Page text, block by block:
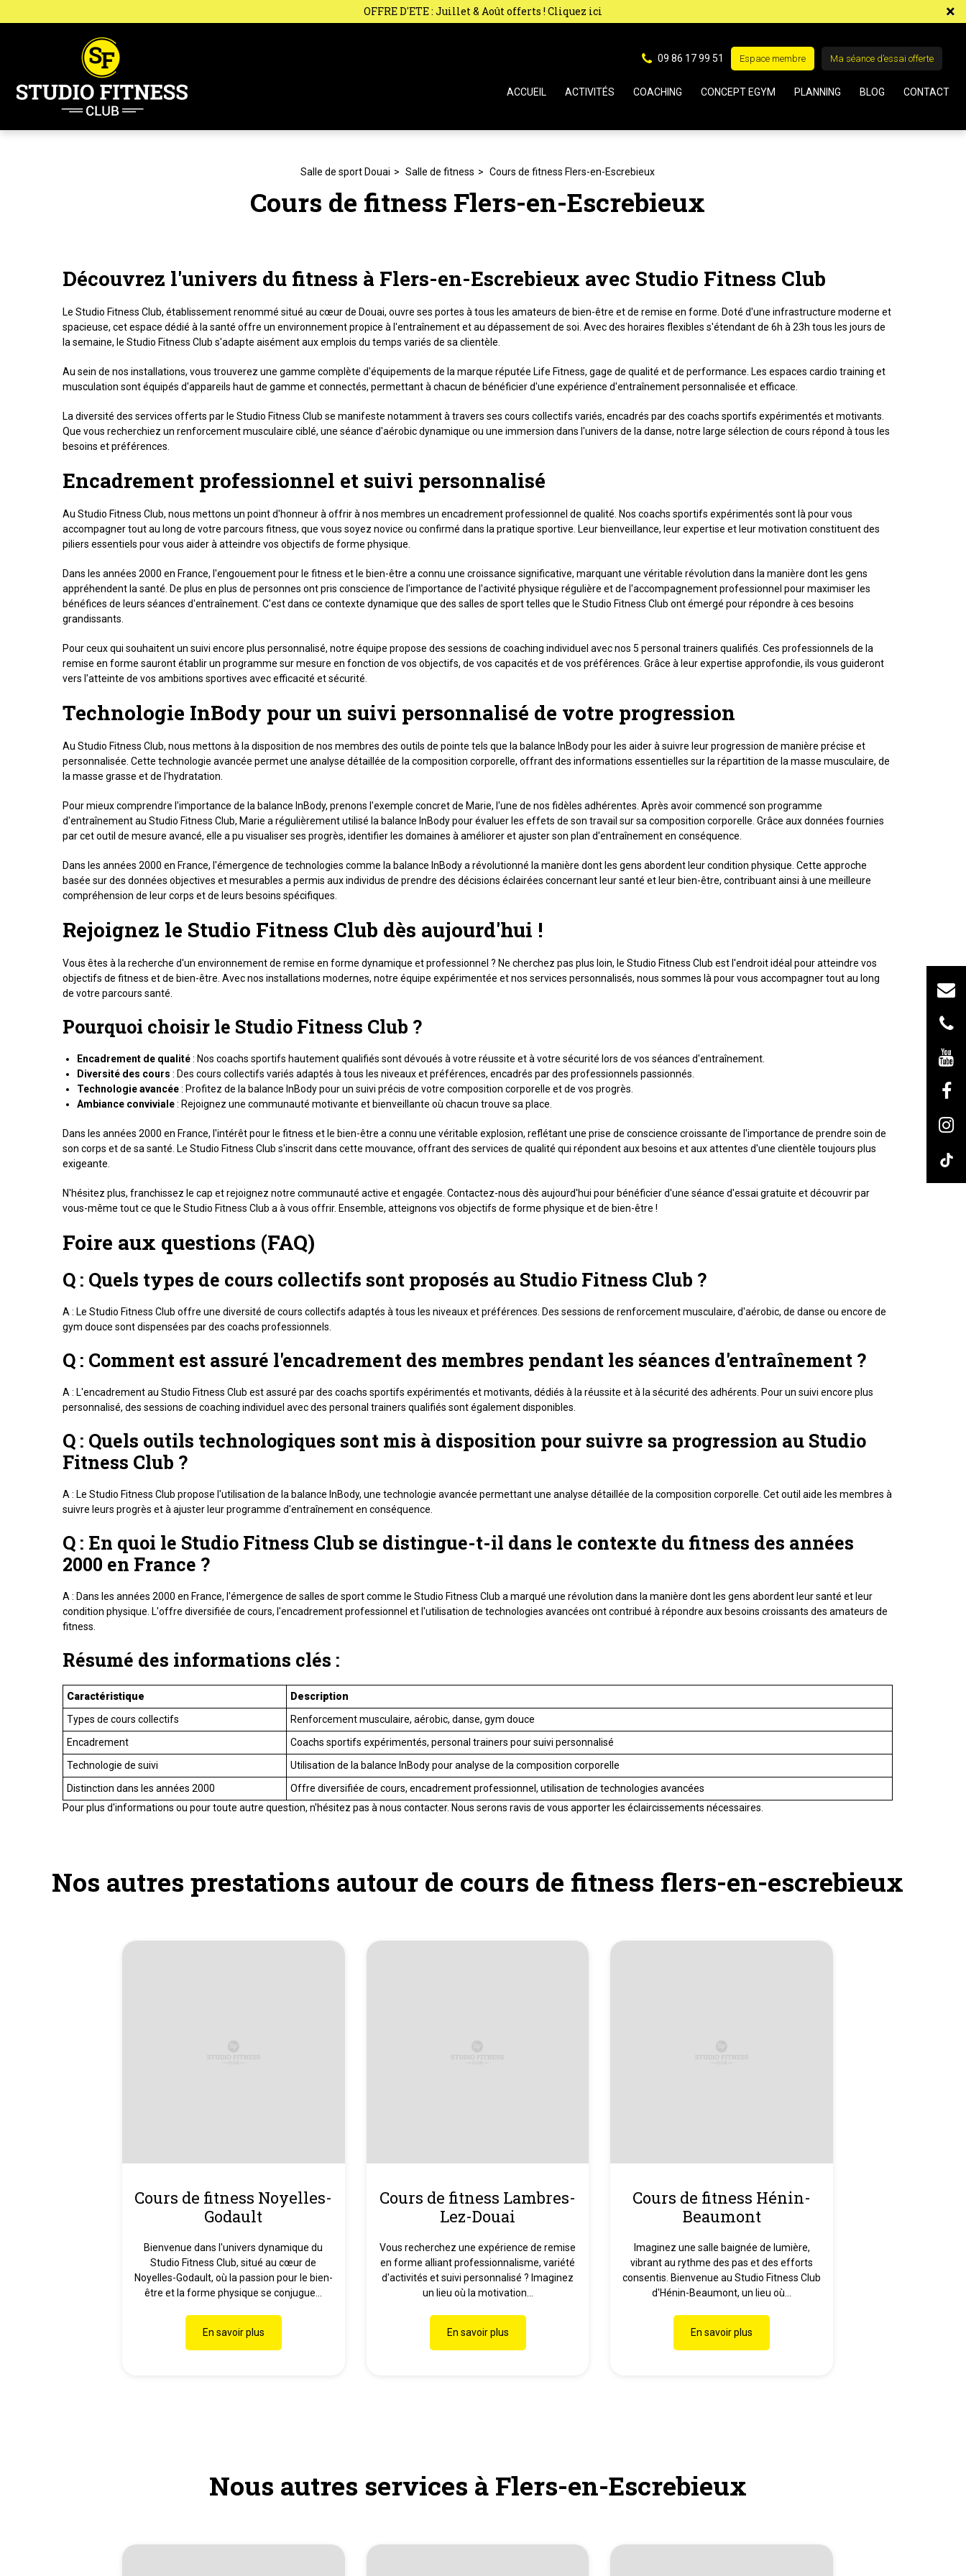
OFFRE D'ETE : Juillet & Août offerts ! Cliquez ici ×
09 86 17 99 51 Espace membre Ma séance d’essai offerte
ACCUEIL ACTIVITÉS COACHING CONCEPT EGYM PLANNING BLOG CONTACT
Salle de sport Douai Salle de fitness Cours de fitness Flers-en-Escrebieux
Cours de fitness Flers-en-Escrebieux
Découvrez l'univers du fitness à Flers-en-Escrebieux avec Studio Fitness Club
Le Studio Fitness Club, établissement renommé situé au cœur de Douai, ouvre ses portes à tous les amateurs de bien-être et de remise en forme. Doté d'une infrastructure moderne et
spacieuse, cet espace dédié à la santé offre un environnement propice à l'entraînement et au dépassement de soi. Avec des horaires flexibles s'étendant de 6h à 23h tous les jours de
la semaine, le Studio Fitness Club s'adapte aisément aux emplois du temps variés de sa clientèle.
Au sein de nos installations, vous trouverez une gamme complète d'équipements de la marque réputée Life Fitness, gage de qualité et de performance. Les espaces cardio training et
musculation sont équipés d'appareils haut de gamme et connectés, permettant à chacun de bénéficier d'une expérience d'entraînement personnalisée et efficace.
La diversité des services offerts par le Studio Fitness Club se manifeste notamment à travers ses cours collectifs variés, encadrés par des coachs sportifs expérimentés et motivants.
Que vous recherchiez un renforcement musculaire ciblé, une séance d'aérobic dynamique ou une immersion dans l'univers de la danse, notre large sélection de cours répond à tous les
besoins et préférences.
Encadrement professionnel et suivi personnalisé
Au Studio Fitness Club, nous mettons un point d'honneur à offrir à nos membres un encadrement professionnel de qualité. Nos coachs sportifs expérimentés sont là pour vous
accompagner tout au long de votre parcours fitness, que vous soyez novice ou confirmé dans la pratique sportive. Leur bienveillance, leur expertise et leur motivation constituent des
piliers essentiels pour vous aider à atteindre vos objectifs de forme physique.
Dans les années 2000 en France, l'engouement pour le fitness et le bien-être a connu une croissance significative, marquant une véritable révolution dans la manière dont les gens
appréhendent la santé. De plus en plus de personnes ont pris conscience de l'importance de l'activité physique régulière et de l'accompagnement professionnel pour maximiser les
bénéfices de leurs séances d'entraînement. C'est dans ce contexte dynamique que des salles de sport telles que le Studio Fitness Club ont émergé pour répondre à ces besoins
grandissants.
Pour ceux qui souhaitent un suivi encore plus personnalisé, notre équipe propose des sessions de coaching individuel avec nos 5 personal trainers qualifiés. Ces professionnels de la
remise en forme sauront établir un programme sur mesure en fonction de vos objectifs, de vos capacités et de vos préférences. Grâce à leur expertise approfondie, ils vous guideront
vers l'atteinte de vos ambitions sportives avec efficacité et sécurité.
Technologie InBody pour un suivi personnalisé de votre progression
Au Studio Fitness Club, nous mettons à la disposition de nos membres des outils de pointe tels que la balance InBody pour les aider à suivre leur progression de manière précise et
personnalisée. Cette technologie avancée permet une analyse détaillée de la composition corporelle, offrant des informations essentielles sur la répartition de la masse musculaire, de
la masse grasse et de l'hydratation.
Pour mieux comprendre l'importance de la balance InBody, prenons l'exemple concret de Marie, l'une de nos fidèles adhérentes. Après avoir commencé son programme
d'entraînement au Studio Fitness Club, Marie a régulièrement utilisé la balance InBody pour évaluer les effets de son travail sur sa composition corporelle. Grâce aux données fournies
par cet outil de mesure avancé, elle a pu visualiser ses progrès, identifier les domaines à améliorer et ajuster son plan d'entraînement en conséquence.
Dans les années 2000 en France, l'émergence de technologies comme la balance InBody a révolutionné la manière dont les gens abordent leur condition physique. Cette approche
basée sur des données objectives et mesurables a permis aux individus de prendre des décisions éclairées concernant leur santé et leur bien-être, contribuant ainsi à une meilleure
compréhension de leur corps et de leurs besoins spécifiques.
Rejoignez le Studio Fitness Club dès aujourd'hui !
Vous êtes à la recherche d'un environnement de remise en forme dynamique et professionnel ? Ne cherchez pas plus loin, le Studio Fitness Club est l'endroit idéal pour atteindre vos
objectifs de fitness et de bien-être. Avec nos installations modernes, notre équipe expérimentée et nos services personnalisés, nous sommes là pour vous accompagner tout au long
de votre parcours santé.
Pourquoi choisir le Studio Fitness Club ?
Encadrement de qualité: Nos coachs sportifs hautement qualifiés sont dévoués à votre réussite et à votre sécurité lors de vos séances d'entraînement.
Diversité des cours : Des cours collectifs variés adaptés à tous les niveaux et préférences, encadrés par des professionnels passionnés.
Technologie avancée: Profitez de la balance InBody pour un suivi précis de votre composition corporelle et de vos progrès.
Ambiance conviviale: Rejoignez une communauté motivante et bienveillante où chacun trouve sa place.
Dans les années 2000 en France, l'intérêt pour le fitness et le bien-être a connu une véritable explosion, reflétant une prise de conscience croissante de l'importance de prendre soin de
son corps et de sa santé. Le Studio Fitness Club s'inscrit dans cette mouvance, offrant des services de qualité qui répondent aux besoins et aux attentes d'une clientèle toujours plus
exigeante.
N'hésitez plus, franchissez le cap et rejoignez notre communauté active et engagée. Contactez-nous dès aujourd'hui pour bénéficier d'une séance d'essai gratuite et découvrir par
vous-même tout ce que le Studio Fitness Club a à vous offrir. Ensemble, atteignons vos objectifs de forme physique et de bien-être !
Foire aux questions (FAQ)
Q : Quels types de cours collectifs sont proposés au Studio Fitness Club ?
A : Le Studio Fitness Club offre une diversité de cours collectifs adaptés à tous les niveaux et préférences. Des sessions de renforcement musculaire, d'aérobic, de danse ou encore de
gym douce sont dispensées par des coachs professionnels.
Q : Comment est assuré l'encadrement des membres pendant les séances d'entraînement ?
A : L'encadrement au Studio Fitness Club est assuré par des coachs sportifs expérimentés et motivants, dédiés à la réussite et à la sécurité des adhérents. Pour un suivi encore plus
personnalisé, des sessions de coaching individuel avec des personal trainers qualifiés sont également disponibles.
Q : Quels outils technologiques sont mis à disposition pour suivre sa progression au Studio
Fitness Club ?
A : Le Studio Fitness Club propose l'utilisation de la balance InBody, une technologie avancée permettant une analyse détaillée de la composition corporelle. Cet outil aide les membres à
suivre leurs progrès et à ajuster leur programme d'entraînement en conséquence.
Q : En quoi le Studio Fitness Club se distingue-t-il dans le contexte du fitness des années
2000 en France ?
A : Dans les années 2000 en France, l'émergence de salles de sport comme le Studio Fitness Club a marqué une révolution dans la manière dont les gens abordent leur santé et leur
condition physique. L'offre diversifiée de cours, l'encadrement professionnel et l'utilisation de technologies avancées ont contribué à répondre aux besoins croissants des amateurs de
fitness.
Résumé des informations clés :
Caractéristique
Description
Types de cours collectifs
Renforcement musculaire, aérobic, danse, gym douce
Encadrement
Coachs sportifs expérimentés, personal trainers pour suivi personnalisé
Technologie de suivi
Utilisation de la balance InBody pour analyse de la composition corporelle
Distinction dans les années 2000
Offre diversifiée de cours, encadrement professionnel, utilisation de technologies avancées
Pour plus d'informations ou pour toute autre question, n'hésitez pas à nous contacter. Nous serons ravis de vous apporter les éclaircissements nécessaires.
Nos autres prestations autour de cours de fitness flers-en-escrebieux
Cours de fitness Noyelles-
Godault
Bienvenue dans l'univers dynamique du
Studio Fitness Club, situé au cœur de
Noyelles-Godault, où la passion pour le bien-
être et la forme physique se conjugue...
En savoir plus
Cours de fitness Lambres-
Lez-Douai
Vous recherchez une expérience de remise
en forme alliant professionnalisme, variété
d'activités et suivi personnalisé ? Imaginez
un lieu où la motivation...
En savoir plus
Cours de fitness Hénin-
Beaumont
Imaginez une salle baignée de lumière,
vibrant au rythme des pas et des efforts
consentis. Bienvenue au Studio Fitness Club
d'Hénin-Beaumont, un lieu où...
En savoir plus
Nous autres services à Flers-en-Escrebieux